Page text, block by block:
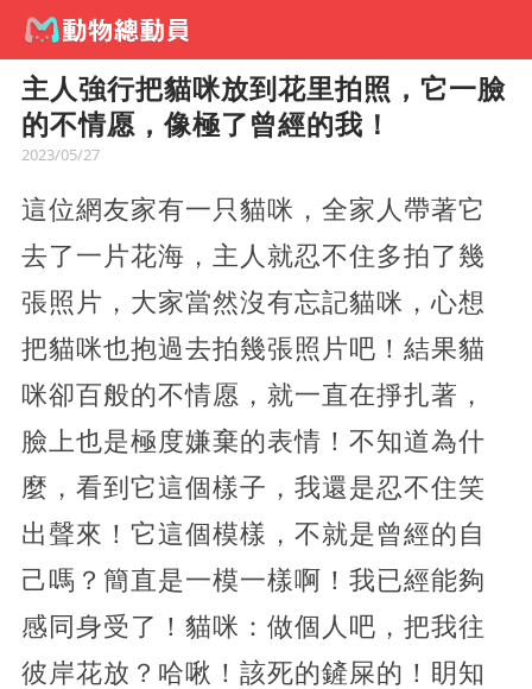
主人強行把貓咪放到花里拍照，它一臉
的不情愿，像極了曾經的我！
2023/05/27
這位網友家有一只貓咪，全家人帶著它
去了一片花海，主人就忍不住多拍了幾
張照片，大家當然沒有忘記貓咪，心想
把貓咪也抱過去拍幾張照片吧！結果貓
咪卻百般的不情愿，就一直在掙扎著，
臉上也是極度嫌棄的表情！不知道為什
麼，看到它這個樣子，我還是忍不住笑
出聲來！它這個模樣，不就是曾經的自
己嗎？簡直是一模一樣啊！我已經能夠
感同身受了！貓咪：做個人吧，把我往
彼岸花放？哈啾！該死的鏟屎的！眀知